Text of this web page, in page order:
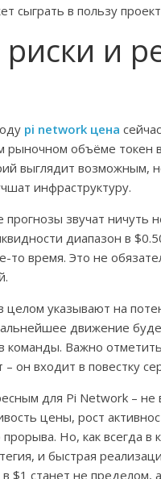
сыграть в пользу
и
pi network цена
рыночном объёме токен
выглядит возможным,
инфраструктуру.
звучат ничуть
диапазон в
время. Это не
целом указывают на
движение
команды. Важно
он входит в повестку
для Pi Network – не
цены, рост
Но, как всегда
и быстрая
в $1 станет не